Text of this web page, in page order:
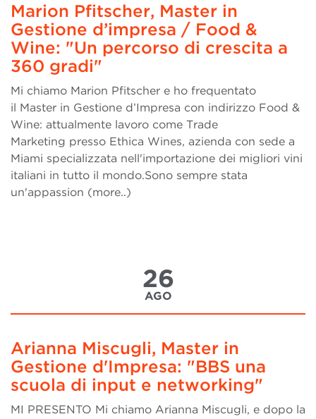
Marion Pfitscher, Master in
Gestione d’impresa / Food &
Wine: "Un percorso di crescita a
360 gradi"
Mi chiamo Marion Pfitscher e ho frequentato
il Master in Gestione d’Impresa con indirizzo Food &
Wine: attualmente lavoro come Trade
Marketing presso Ethica Wines, azienda con sede a
Miami specializzata nell'importazione dei migliori vini
italiani in tutto il mondo.Sono sempre stata
un'appassion (more..)
26
AGO
Arianna Miscugli, Master in
Gestione d'Impresa: "BBS una
scuola di input e networking"
MI PRESENTO Mi chiamo Arianna Miscugli, e dopo la